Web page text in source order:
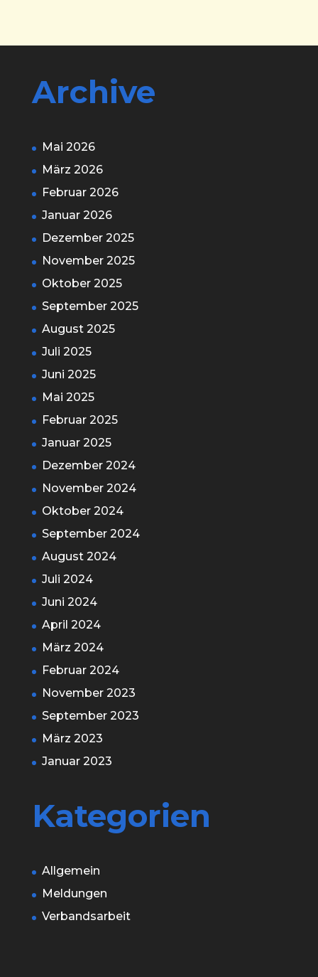
Archive
Mai 2026
März 2026
Februar 2026
Januar 2026
Dezember 2025
November 2025
Oktober 2025
September 2025
August 2025
Juli 2025
Juni 2025
Mai 2025
Februar 2025
Januar 2025
Dezember 2024
November 2024
Oktober 2024
September 2024
August 2024
Juli 2024
Juni 2024
April 2024
März 2024
Februar 2024
November 2023
September 2023
März 2023
Januar 2023
Kategorien
Allgemein
Meldungen
Verbandsarbeit